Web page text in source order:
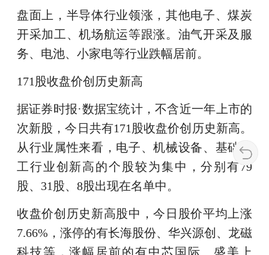
盘面上，半导体行业领涨，其他电子、煤炭
开采加工、机场航运等跟涨。油气开采及服
务、电池、小家电等行业跌幅居前。
171股收盘价创历史新高
据证券时报·数据宝统计，不含近一年上市的
次新股，今日共有171股收盘价创历史新高。
从行业属性来看，电子、机械设备、基础化
工行业创新高的个股较为集中，分别有79
股、31股、8股出现在名单中。
收盘价创历史新高股中，今日股价平均上涨
7.66%，涨停的有长海股份、华兴源创、龙磁
科技等，涨幅居前的有中芯国际、盛美上